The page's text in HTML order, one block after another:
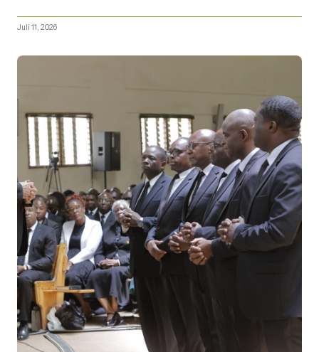
Juli 11, 2026